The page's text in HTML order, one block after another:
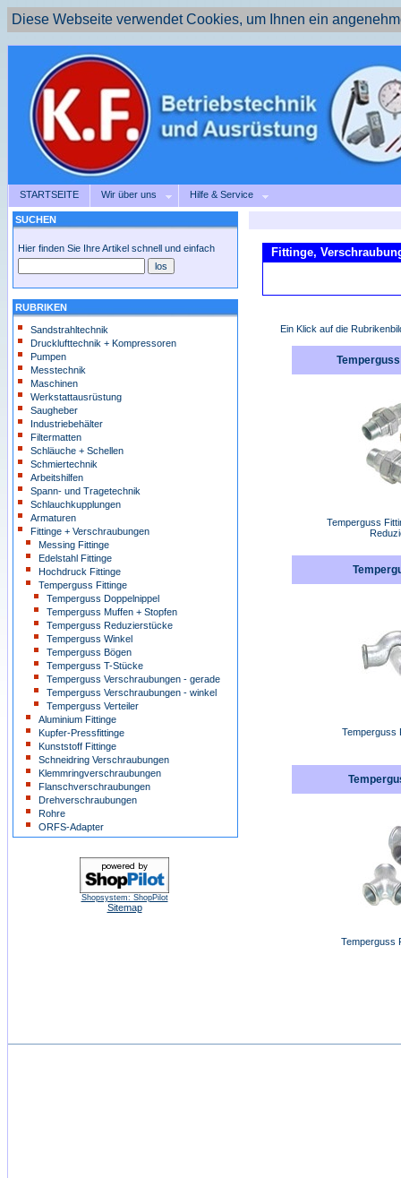
Diese Webseite verwendet Cookies, um Ihnen ein
STARTSEITE Wir über uns Hilfe & Service
SUCHEN
Hier finden Sie Ihre Artikel schnell und einfach
RUBRIKEN
Sandstrahltechnik
Drucklufttechnik + Kompressoren
Pumpen
Messtechnik
Maschinen
Werkstattausrüstung
Saugheber
Industriebehälter
Filtermatten
Schläuche + Schellen
Schmiertechnik
Arbeitshilfen
Spann- und Tragetechnik
Schlauchkupplungen
Armaturen
Fittinge + Verschraubungen
Messing Fittinge
Edelstahl Fittinge
Hochdruck Fittinge
Temperguss Fittinge
Temperguss Doppelnippel
Temperguss Muffen + Stopfen
Temperguss Reduzierstücke
Temperguss Winkel
Temperguss Bögen
Temperguss T-Stücke
Temperguss Verschraubungen - gerade
Temperguss Verschraubungen - winkel
Temperguss Verteiler
Aluminium Fittinge
Kupfer-Pressfittinge
Kunststoff Fittinge
Schneidring Verschraubungen
Klemmringverschraubungen
Flanschverschraubungen
Drehverschraubungen
Rohre
ORFS-Adapter
Shopsystem: ShopPilot
Sitemap
Fittinge,
Ein Klick auf die
Temperguss
Temperguss
Temperguss